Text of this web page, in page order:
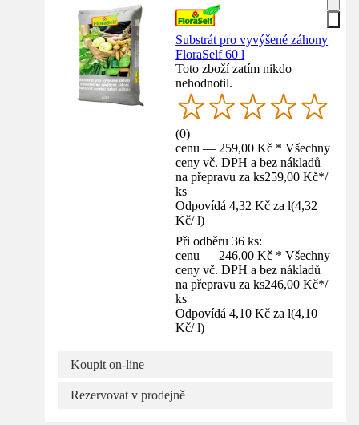
Substrát pro vyvýšené záhony
FloraSelf 60 l
Toto zboží zatím nikdo
nehodnotil.
(0)
cenu — 259,00 Kč * Všechny
ceny vč. DPH a bez nákladů
na přepravu za ks259,00 Kč*/
ks
Odpovídá 4,32 Kč za l(4,32
Kč/ l)
Při odběru 36 ks:
cenu — 246,00 Kč * Všechny
ceny vč. DPH a bez nákladů
na přepravu za ks246,00 Kč*/
ks
Odpovídá 4,10 Kč za l(4,10
Kč/ l)
Koupit on-line
Rezervovat v prodejně